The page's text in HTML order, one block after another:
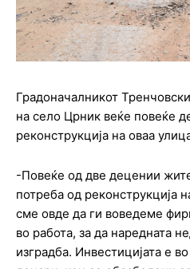
Градоначалникот
на село Црник веќе повеќе
реконструкција на оваа
-Повеќе од две децении
потреба од реконструкција
сме овде да ги воведеме
во работа, за да наредната
изградба. Инвестицијата е